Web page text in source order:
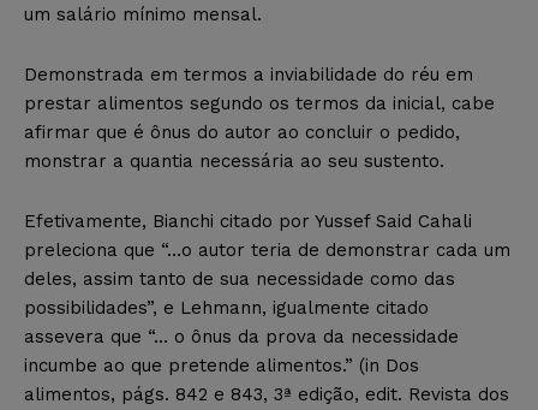
um salário mínimo mensal.
Demonstrada em termos a inviabilidade do réu em
prestar alimentos segundo os termos da inicial, cabe
afirmar que é ônus do autor ao concluir o pedido,
monstrar a quantia necessária ao seu sustento.
Efetivamente, Bianchi citado por Yussef Said Cahali
preleciona que “…o autor teria de demonstrar cada um
deles, assim tanto de sua necessidade como das
possibilidades”, e Lehmann, igualmente citado
assevera que “… o ônus da prova da necessidade
incumbe ao que pretende alimentos.” (in Dos
alimentos, págs. 842 e 843, 3ª edição, edit. Revista dos